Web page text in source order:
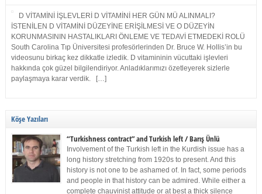
D VİTAMİNİ İŞLEVLERİ D VİTAMİNİ HER GÜN MÜ ALINMALI?
İSTENİLEN D VİTAMİNİ DÜZEYİNE ERİŞİLMESİ VE O DÜZEYİN
KORUNMASININ HASTALIKLARI ÖNLEME VE TEDAVİ ETMEDEKİ ROLÜ
South Carolina Tıp Üniversitesi profesörlerinden Dr. Bruce W. Hollis’in bu
videosunu birkaç kez dikkatle izledik. D vitamininin vücuttaki işlevleri
hakkında çok güzel bilgilendiriyor. Anladıklarımızı özetleyerek sizlerle
paylaşmaya karar verdik. […]
Köşe Yazıları
“Turkishness contract” and Turkish left / Barış Ünlü
Involvement of the Turkish left in the Kurdish issue has a
long history stretching from 1920s to present. And this
history is not one to be ashamed of. In fact, some periods
and people in that history can be admired. While either a
complete chauvinist attitude or at best a thick silence